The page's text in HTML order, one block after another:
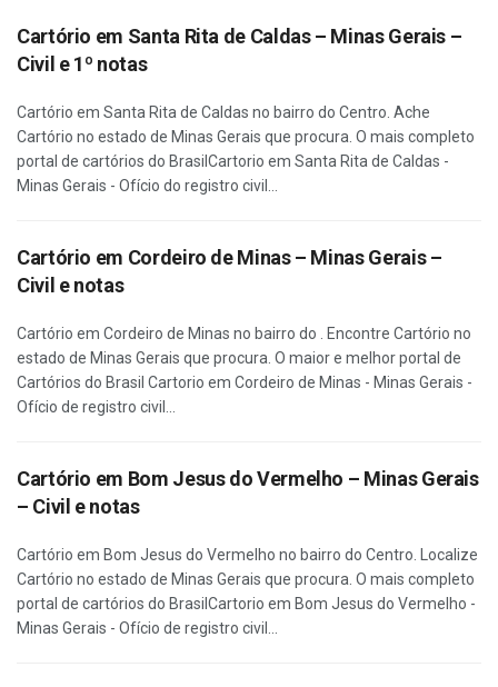
Cartório em Santa Rita de Caldas – Minas Gerais –
Civil e 1º notas
Cartório em Santa Rita de Caldas no bairro do Centro. Ache
Cartório no estado de Minas Gerais que procura. O mais completo
portal de cartórios do BrasilCartorio em Santa Rita de Caldas -
Minas Gerais - Ofício do registro civil...
Cartório em Cordeiro de Minas – Minas Gerais –
Civil e notas
Cartório em Cordeiro de Minas no bairro do . Encontre Cartório no
estado de Minas Gerais que procura. O maior e melhor portal de
Cartórios do Brasil Cartorio em Cordeiro de Minas - Minas Gerais -
Ofício de registro civil...
Cartório em Bom Jesus do Vermelho – Minas Gerais
– Civil e notas
Cartório em Bom Jesus do Vermelho no bairro do Centro. Localize
Cartório no estado de Minas Gerais que procura. O mais completo
portal de cartórios do BrasilCartorio em Bom Jesus do Vermelho -
Minas Gerais - Ofício de registro civil...